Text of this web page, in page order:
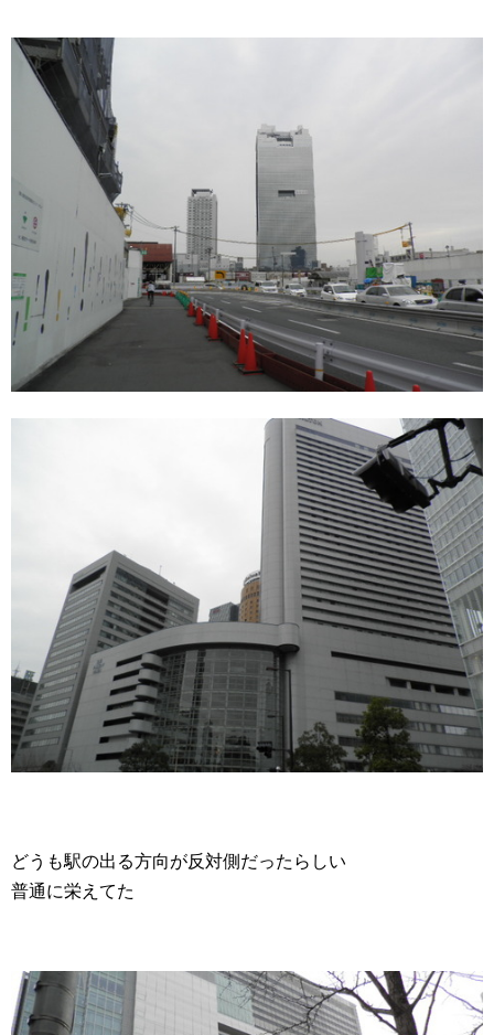
どうも駅の出る方向が反対側だったらしい
普通に栄えてた